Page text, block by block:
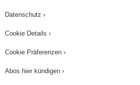
Datenschutz ›
Cookie Details ›
Cookie Präferenzen ›
Abos hier kündigen ›